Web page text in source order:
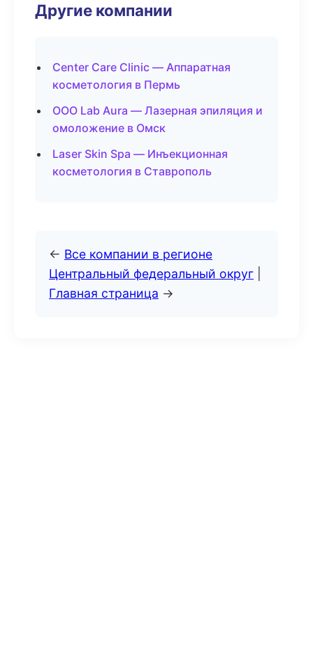
Другие компании
Center Care Clinic — Аппаратная
косметология в Пермь
ООО Lab Aura — Лазерная эпиляция и
омоложение в Омск
Laser Skin Spa — Инъекционная
косметология в Ставрополь
← Все компании в регионе
Центральный федеральный округ
Главная страница →